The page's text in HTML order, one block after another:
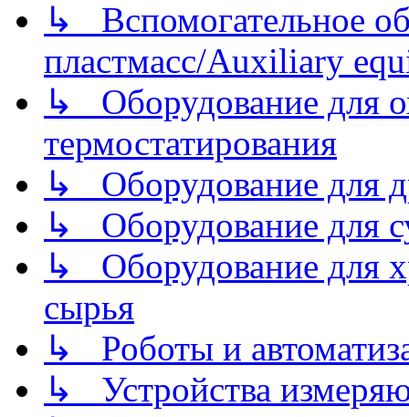
↳ Вспомогательное
пластмасс/Auxiliary
↳ Оборудование для
термостатирования
↳ Оборудование для
↳ Оборудование для
↳ Оборудование для
сырья
↳ Роботы и
↳ Устройства